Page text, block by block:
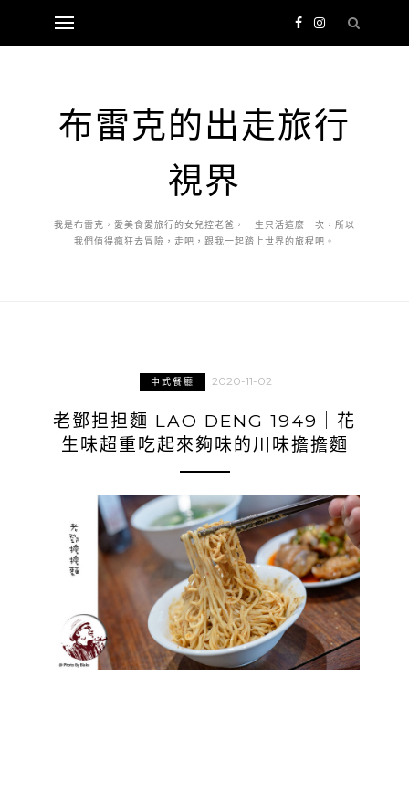
布雷克的出走旅行
視界
我是布雷克，愛美食愛旅行的女兒控老爸，一生只活這麼一次，所以
我們值得瘋狂去冒險，走吧，跟我一起踏上世界的旅程吧。
中式餐廳 2020-11-02
老鄧担担麵 LAO DENG 1949｜花
生味超重吃起來夠味的川味擔擔麵